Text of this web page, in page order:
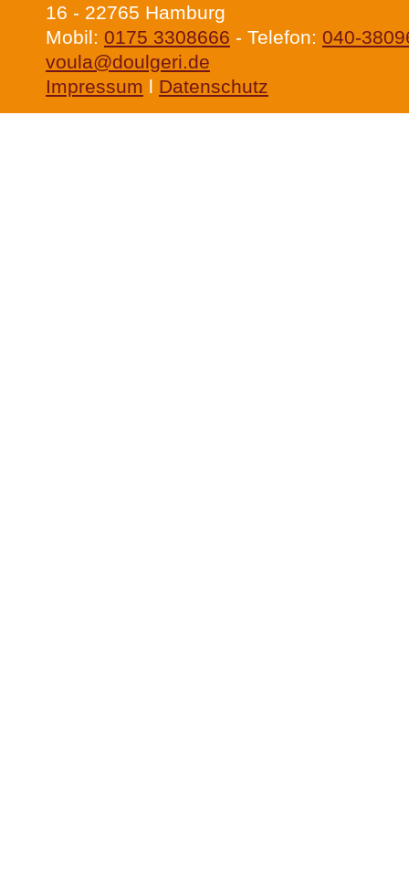
16 - 22765 Hamburg
Mobil: 0175 3308666 - Telefon: 040-
voula@doulgeri.de
Impressum l Datenschutz